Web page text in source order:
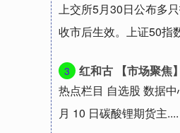
上交所5月30日公布多
收市后生效。上证50指
3
红和古 【市场聚焦
热点栏目 自选股 数据
月 10 日碳酸锂期货主....